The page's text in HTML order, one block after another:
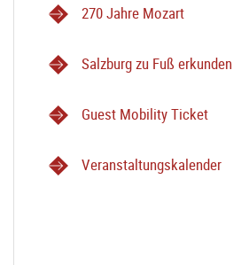
270 Jahre Mozart
Salzburg zu Fuß erkunden
Guest Mobility Ticket
Veranstaltungskalender